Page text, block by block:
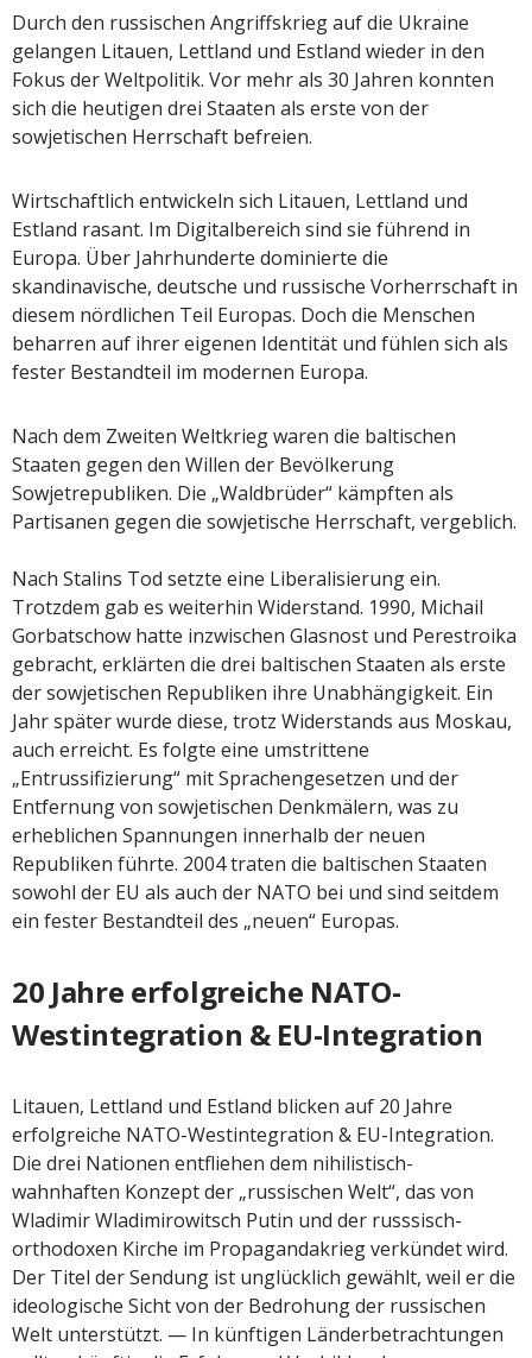
Durch den russischen Angriffskrieg auf die Ukraine
gelangen Litauen, Lettland und Estland wieder in den
Fokus der Weltpolitik. Vor mehr als 30 Jahren konnten
sich die heutigen drei Staaten als erste von der
sowjetischen Herrschaft befreien.
Wirtschaftlich entwickeln sich Litauen, Lettland und
Estland rasant. Im Digitalbereich sind sie führend in
Europa. Über Jahrhunderte dominierte die
skandinavische, deutsche und russische Vorherrschaft in
diesem nördlichen Teil Europas. Doch die Menschen
beharren auf ihrer eigenen Identität und fühlen sich als
fester Bestandteil im modernen Europa.
Nach dem Zweiten Weltkrieg waren die baltischen
Staaten gegen den Willen der Bevölkerung
Sowjetrepubliken. Die „Waldbrüder“ kämpften als
Partisanen gegen die sowjetische Herrschaft, vergeblich.
Nach Stalins Tod setzte eine Liberalisierung ein.
Trotzdem gab es weiterhin Widerstand. 1990, Michail
Gorbatschow hatte inzwischen Glasnost und Perestroika
gebracht, erklärten die drei baltischen Staaten als erste
der sowjetischen Republiken ihre Unabhängigkeit. Ein
Jahr später wurde diese, trotz Widerstands aus Moskau,
auch erreicht. Es folgte eine umstrittene
„Entrussifizierung“ mit Sprachengesetzen und der
Entfernung von sowjetischen Denkmälern, was zu
erheblichen Spannungen innerhalb der neuen
Republiken führte. 2004 traten die baltischen Staaten
sowohl der EU als auch der NATO bei und sind seitdem
ein fester Bestandteil des „neuen“ Europas.
20 Jahre erfolgreiche NATO-
Westintegration & EU-Integration
Litauen, Lettland und Estland blicken auf 20 Jahre
erfolgreiche NATO-Westintegration & EU-Integration.
Die drei Nationen entfliehen dem nihilistisch-
wahnhaften Konzept der „russischen Welt“, das von
Wladimir Wladimirowitsch Putin und der russsisch-
orthodoxen Kirche im Propagandakrieg verkündet wird.
Der Titel der Sendung ist unglücklich gewählt, weil er die
ideologische Sicht von der Bedrohung der russischen
Welt unterstützt. — In künftigen Länderbetrachtungen